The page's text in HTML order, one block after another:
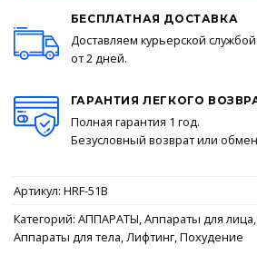
БЕСПЛАТНАЯ ДОСТАВКА
Доставляем курьерской
от 2 дней.
ГАРАНТИЯ ЛЕГКОГО
Полная гарантия 1 год.
Безусловный возврат или
Артикул: HRF-51B
Категорий: АППАРАТЫ,Аппараты для лица,
Аппараты для тела,Лифтинг,Похудение